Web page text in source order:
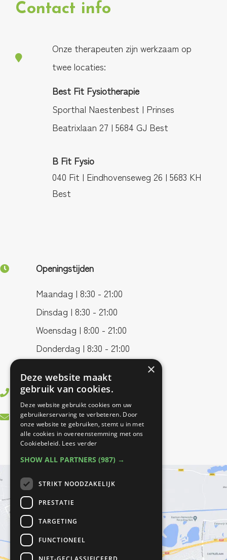
Contact info
Onze therapeuten zijn werkzaam op
twee locaties:
Best Fit Fysiotherapie
Sporthal Naestenbest | Prinses
Beatrixlaan 27 | 5684 GJ Best
B Fit Fysio
040 Fit | Eindhovenseweg 26 | 5683 KH
Best
Openingstijden
Maandag | 8:30 - 21:00
Dinsdag | 8:30 - 21:00
Woensdag | 8:00 - 21:00
Donderdag | 8:30 - 21:00
0499 - 37 83 55
info@bestfitfysiotherapie.nl
×
Deze website maakt
gebruik van cookies.
Deze website gebruikt cookies om uw
gebruikerservaring te verbeteren. Door
onze website te gebruiken, stemt u in met
alle cookies in overeenstemming met ons
Cookiebeleid. Lees verder
SHOW ALL PARTNERS (987) →
STRIKT NOODZAKELIJK
PRESTATIE
TARGETING
FUNCTIONEEL